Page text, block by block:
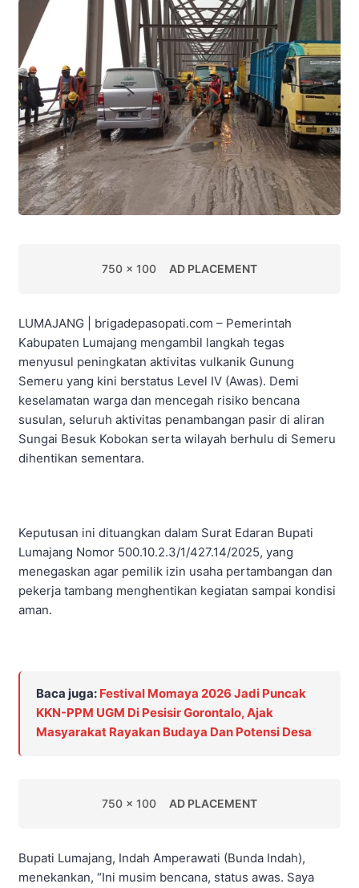
750 x 100 AD PLACEMENT
LUMAJANG | brigadepasopati.com – Pemerintah
Kabupaten Lumajang mengambil langkah tegas
menyusul peningkatan aktivitas vulkanik Gunung
Semeru yang kini berstatus Level IV (Awas). Demi
keselamatan warga dan mencegah risiko bencana
susulan, seluruh aktivitas penambangan pasir di aliran
Sungai Besuk Kobokan serta wilayah berhulu di Semeru
dihentikan sementara.
Keputusan ini dituangkan dalam Surat Edaran Bupati
Lumajang Nomor 500.10.2.3/1/427.14/2025, yang
menegaskan agar pemilik izin usaha pertambangan dan
pekerja tambang menghentikan kegiatan sampai kondisi
aman.
Baca juga: Festival Momaya 2026 Jadi Puncak
KKN-PPM UGM Di Pesisir Gorontalo, Ajak
Masyarakat Rayakan Budaya Dan Potensi Desa
750 x 100 AD PLACEMENT
Bupati Lumajang, Indah Amperawati (Bunda Indah),
menekankan, “Ini musim bencana, status awas. Saya